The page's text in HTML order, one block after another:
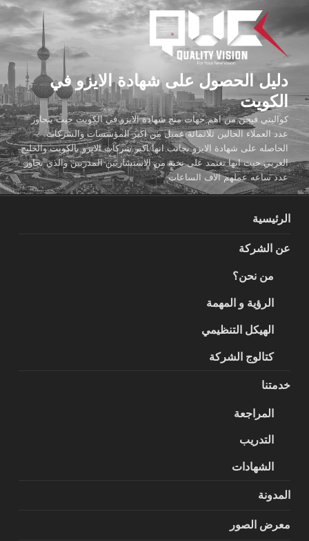
المحتوى
دليل الحصول على شهادة الايزو في
الكويت
كواليتي فيجن من اهم جهات منح شهادة الايزو في الكويت حيث يتجاوز
عدد العملاء الحالين ثلاثمائة عميل من اكبر المؤسسات والشركات
الحاصله على شهادة الايزو بجانب انها اكبر شركات الايزو بالكويت والخليج
العربي حيث انها تعتمد على نخبة من الاستشاريين المدربين والذي تجاوز
عدد ساعه عملهم الاف الساعات
الرئيسية
عن الشركة
من نحن؟
الرؤية و المهمة
الهيكل التنظيمي
كتالوج الشركة
خدمتنا
المراجعة
التدريب
الشهادات
المدونة
معرض الصور